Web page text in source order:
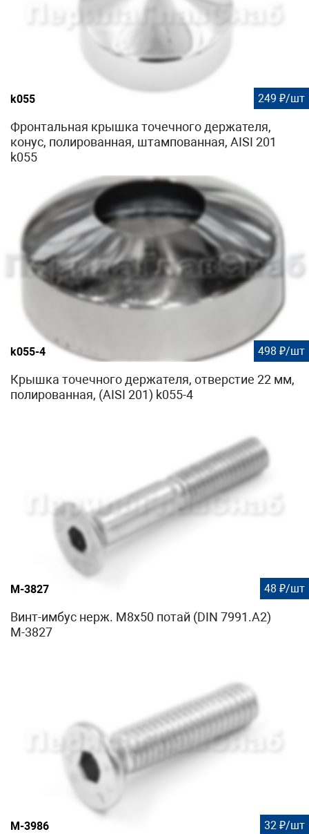
k055 249 ₽/шт
Фронтальная крышка точечного держателя,
конус, полированная, штампованная, AISI 201
k055
k055-4 498 ₽/шт
Крышка точечного держателя, отверстие 22 мм,
полированная, (AISI 201) k055-4
М-3827 48 ₽/шт
Винт-имбус нерж. М8х50 потай (DIN 7991.A2)
М-3827
М-3986 32 ₽/шт